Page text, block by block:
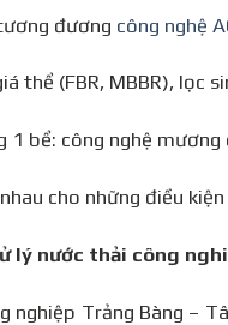
đương công nghệ
(FBR, MBBR), lọc
bể: công nghệ mương
cho những điều kiện
lý nước thải công
Trảng Bàng –